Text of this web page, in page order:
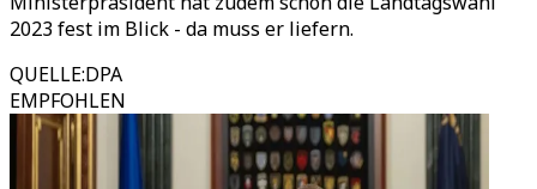
2023 fest im Blick - da muss er liefern.
QUELLE:DPA
EMPFOHLEN